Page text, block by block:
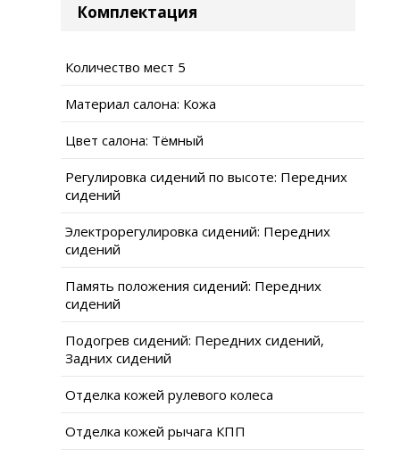
Комплектация
Количество мест 5
Материал салона: Кожа
Цвет салона: Тёмный
Регулировка сидений по высоте: Передних
сидений
Электрорегулировка сидений: Передних
сидений
Память положения сидений: Передних
сидений
Подогрев сидений: Передних сидений,
Задних сидений
Отделка кожей рулевого колеса
Отделка кожей рычага КПП